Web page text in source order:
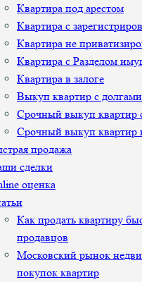
Квартира под арестом
Квартира с
Квартира не
Квартира с Разделом
Квартира в залоге
Выкуп квартир с долгами
Срочный выкуп квартир
Срочный выкуп квартир
продажа
сделки
оценка
Как продать квартиру
продавцов
Московский рынок
покупок квартир